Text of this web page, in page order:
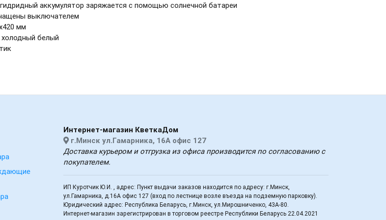
аккумулятор заряжается с помощью солнечной батареи
выключателем
мм
белый
Интернет-магазин КветкаДом
г.Минск ул.Гамарника, 16А офис 127
Доставка курьером и отгрузка из офиса производится по согласованию с
покупателем.
ИП Куротчик Ю.И. , адрес: Пункт выдачи заказов находится по адресу: г.Минск,
ул.Гамарника, д.16А офис 127 (вход по лестнице возле въезда на подземную парковку).
Юридический адрес: Республика Беларусь, г.Минск, ул.Мирошниченко, 43А-80.
Интернет-магазин зарегистрирован в торговом реестре Республики Беларусь 22.04.2021